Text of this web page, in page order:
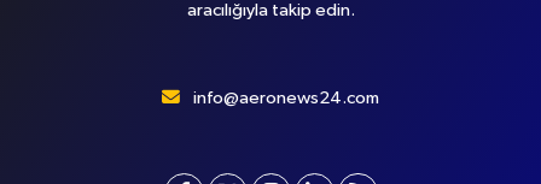
aracılığıyla takip edin.
info@aeronews24.com